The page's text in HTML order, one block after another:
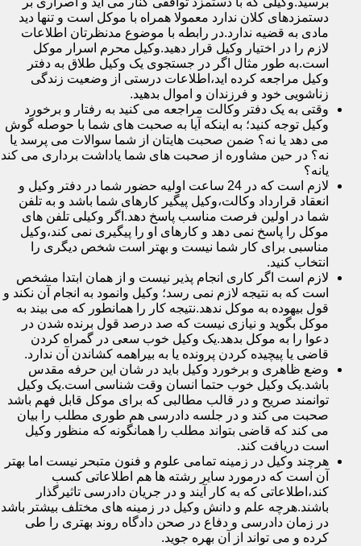
دستمزدهای کلان ندارد معمولا همراه با موکل است و تنها دید
مادی به قضیه ندارد.در رابطه با موضوع مدنظرتان اطلاعات
لازم را در اختیار وکیل قرار دهید.وکیل محرم اسرار موکل
است.به طور مثال اگر در جستجوی یک وکیل طلاق به دفتر
وکیل مراجعه کرده اید،اطلاعات درستی از وضعیت زندگی
زناشویی خود و فرزندان و اموال بدهید.
وقتی به یک دفتر وکالت مراجعه می کنید به رفتار و برخورد
وکیل توجه کنید؛ به اینکه آیا به صحبت های شما با حوصله گوش
می دهد یا نه؟ ضمن صحبت هایتان از شما سوالات می پرسد یا
نه؟ در حین مشاوره از صحبت های شما یاداشت برداری می کند
یانه؟
لازم است که در 24 ساعت اولیه حضور شما در دفتر وکیل و
انعقاد قرارداد وکالت،وکیل پیگیر کارهای شما باشد و به تلفن
شما در اولین فرصت مناسب پاسخ دهد.اگر وکیلی تلفن های
موکل را پاسخ نمی دهد و کارهای او را پیگیری نمی کند،وکیل
مناسبی برای کار شما نیست و بهتر است شخص دیگری را
انتخاب کنید.
لازم است اگر کاری انجام پذیر نیست و از همان ابتدا مشخص
است که به نتیجه لازم نمی رسد؛ وکیل وانمود به انجام آن نکند و
قول بیهوده به موکل ندهد.نتیجه کار را همانطور که می بیند به
موکل بگوید و نیازی نیست که صد درصد قول برنده شدن در
دعوا را به موکل بدهد.یک وکیل خوب سعی در گمراه کردن
قاضی یا پیچیده کردن پرونده یا به بیراهمه کشاندن آن ندارد.
وضع ظاهری و برخورد وکیل باید در شان این حرفه مقدس
باشد.یک وکیل خوب حتما انسان وقت شناسی است.یک وکیل
توانمند صریح و در قالب مطالبی که برای موکل قابل فهم باشد
صحبت می کند و در جلسه دادرسی هم طوری مطلب را بیان
می کند که قاضی بتواند مطلب را همانگونه که منظور وکیل
است دریافت کند.
هرچند وکیل در زمینه تمامی علوم و فنون متبحر نیست اما بهتر
آن است که درمورد سایر رشته ها هم اطلاعاتی کسب
کند،اطلاعاتی که به کار آیند و در جریان دادرسی تاثیرگذار
باشند.هرچه علم و دانش وکیل در زمینه های مختلف بیشتر باشد
در زمان دادرسی و دفاع در صحن دادگاه روند بهتری را طی
کرده و می تواند از آن بهره جوید.